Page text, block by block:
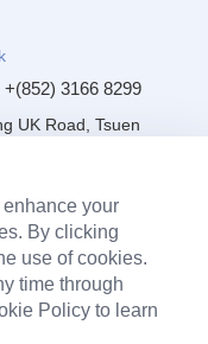
+(852) 3166 8299
UK Road, Tsuen
your
By clicking
use of cookies.
time through
Policy to learn